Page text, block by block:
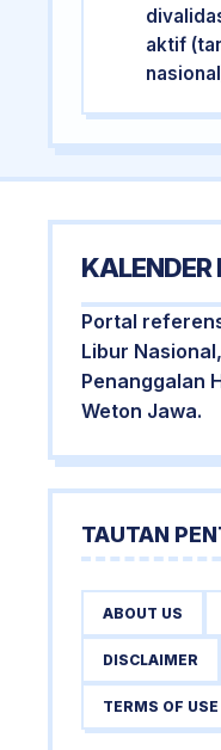
aktif
KALENDER
Portal
Libur
Penanggalan
Weton Jawa.
TAUTAN
ABOUT US
DISCLAIMER
TERMS OF USE